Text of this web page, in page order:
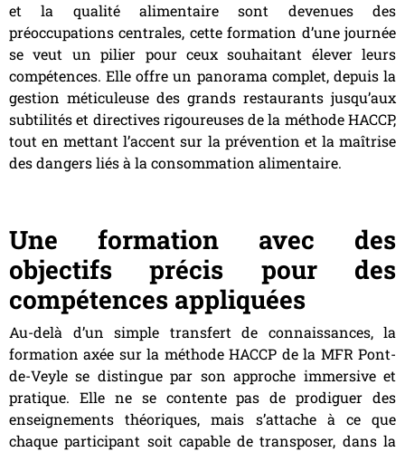
et la qualité alimentaire sont devenues des
préoccupations centrales, cette formation d’une journée
se veut un pilier pour ceux souhaitant élever leurs
compétences. Elle offre un panorama complet, depuis la
gestion méticuleuse des grands restaurants jusqu’aux
subtilités et directives rigoureuses de la méthode HACCP,
tout en mettant l’accent sur la prévention et la maîtrise
des dangers liés à la consommation alimentaire.
Une formation avec des
objectifs précis pour des
compétences appliquées
Au-delà d’un simple transfert de connaissances, la
formation axée sur la méthode HACCP de la MFR Pont-
de-Veyle se distingue par son approche immersive et
pratique. Elle ne se contente pas de prodiguer des
enseignements théoriques, mais s’attache à ce que
chaque participant soit capable de transposer, dans la